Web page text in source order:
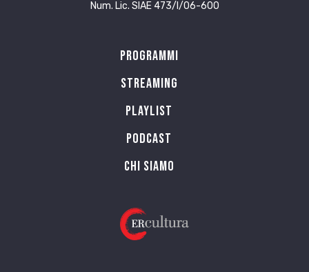
Num. Lic. SIAE 473/I/06-600
Programmi
Streaming
Playlist
PODCAST
Chi siamo